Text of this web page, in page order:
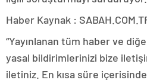
Haber Kaynak :
“Yayınlanan tüm haber ve
yasal bildirimlerinizi bize
iletiniz. En kısa süre